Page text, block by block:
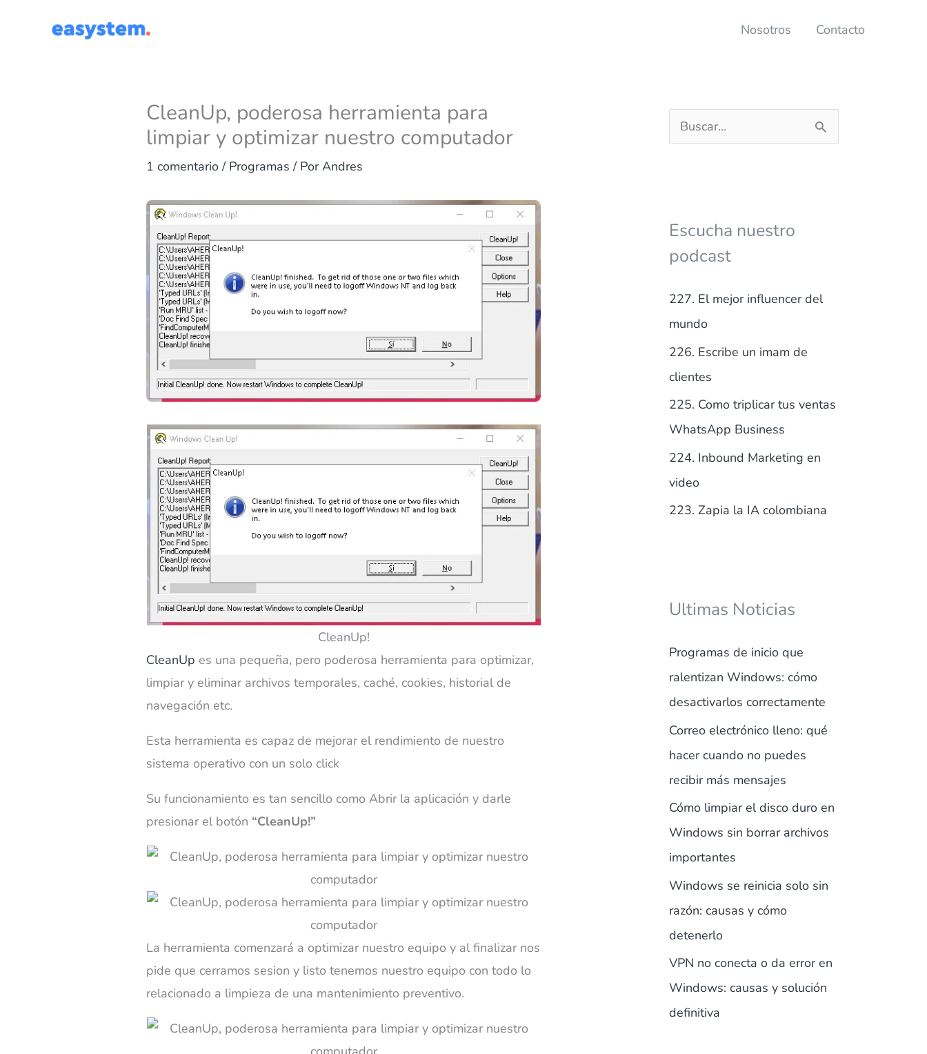
Nosotros Contacto
CleanUp, poderosa herramienta para
limpiar y optimizar nuestro computador
1 comentario / Programas / PorAndres
CleanUp!
CleanUp es una pequeña, pero poderosa herramienta para optimizar,
limpiar y eliminar archivos temporales, caché, cookies, historial de
navegación etc.
Esta herramienta es capaz de mejorar el rendimiento de nuestro
sistema operativo con un solo click
Su funcionamiento es tan sencillo como Abrir la aplicación y darle
presionar el botón “CleanUp!”
La herramienta comenzará a optimizar nuestro equipo y al finalizar nos
pide que cerramos sesion y listo tenemos nuestro equipo con todo lo
relacionado a limpieza de una mantenimiento preventivo.
u
a
p
o
r
:
Escucha nuestro
podcast
227. El mejor influencer del
mundo
226. Escribe un imam de
clientes
225. Como triplicar tus ventas
WhatsApp Business
224. Inbound Marketing en
video
223. Zapia la IA colombiana
Ultimas Noticias
Programas de inicio que
ralentizan Windows: cómo
desactivarlos correctamente
Correo electrónico lleno: qué
hacer cuando no puedes
recibir más mensajes
Cómo limpiar el disco duro en
Windows sin borrar archivos
importantes
Windows se reinicia solo sin
razón: causas y cómo
detenerlo
VPN no conecta o da error en
Windows: causas y solución
definitiva